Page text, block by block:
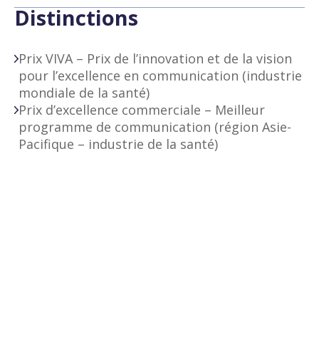
Distinctions
Prix VIVA – Prix de l’innovation et de la vision
pour l’excellence en communication (industrie
mondiale de la santé)
Prix d’excellence commerciale – Meilleur
programme de communication (région Asie-
Pacifique – industrie de la santé)